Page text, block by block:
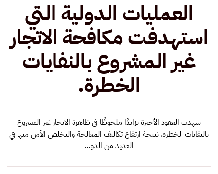
الدولية
التي
استهدفت
مكافحة
الاتجار
غير
المشروع
بالنفايات
الخطرة.
العمليات الدولية التي
استهدفت مكافحة الاتجار
غير المشروع بالنفايات
الخطرة.
شهدت العقود الأخيرة تزايدًا ملحوظًا في ظاهرة الاتجار غير المشروع
بالنفايات الخطرة، نتيجة ارتفاع تكاليف المعالجة والتخلص الآمن منها في
العديد من الدو…